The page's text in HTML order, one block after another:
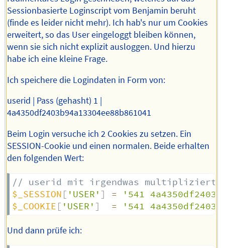
Sessionbasierte Loginscript vom Benjamin beruht
(finde es leider nicht mehr). Ich hab's nur um Cookies
erweitert, so das User eingeloggt bleiben können,
wenn sie sich nicht explizit ausloggen. Und hierzu
habe ich eine kleine Frage.
Ich speichere die Logindaten in Form von:
userid | Pass (gehasht) 1 |
4a4350df2403b94a13304ee88b861041
Beim Login versuche ich 2 Cookies zu setzen. Ein
SESSION-Cookie und einen normalen. Beide erhalten
den folgenden Wert:
// userid mit irgendwas multipliziert
$_SESSION [ 'USER' ] =
'541
$_COOKIE [ 'USER' ] = '541
Und dann prüfe ich: